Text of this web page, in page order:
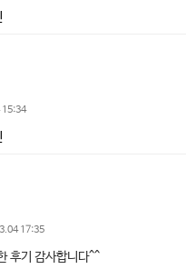
17:35
후기 감사합니다^^